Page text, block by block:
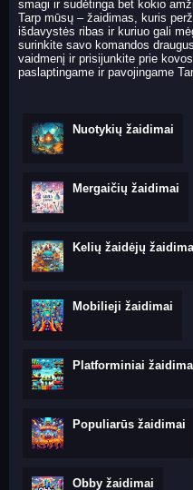
smagi ir sudėtinga bet kokio
Tarp mūsų – žaidimas, kuris
išdavystės ribas ir kuriuo gali
surinkite savo komandos
vaidmenį ir prisijunkite prie
paslaptingame ir pavojingame
Nuotykių žaidimai
Mergaičių žaidimai
Kelių žaidėjų
Mobilieji žaidimai
Platforminiai
Populiarūs žaidimai
Obby žaidimai